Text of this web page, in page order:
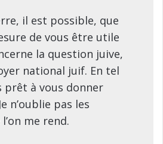
il est possible, que
de vous être utile
la question juive,
national juif. En tel
prêt à vous donner
n’oublie pas les
me rend.